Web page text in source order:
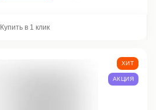
Купить в 1 клик
ХИТ
АКЦИЯ